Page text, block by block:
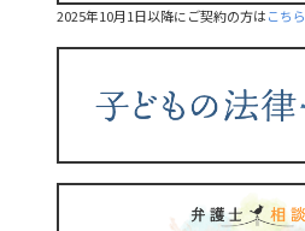
2025年10月1日以降にご契約の方はこちら